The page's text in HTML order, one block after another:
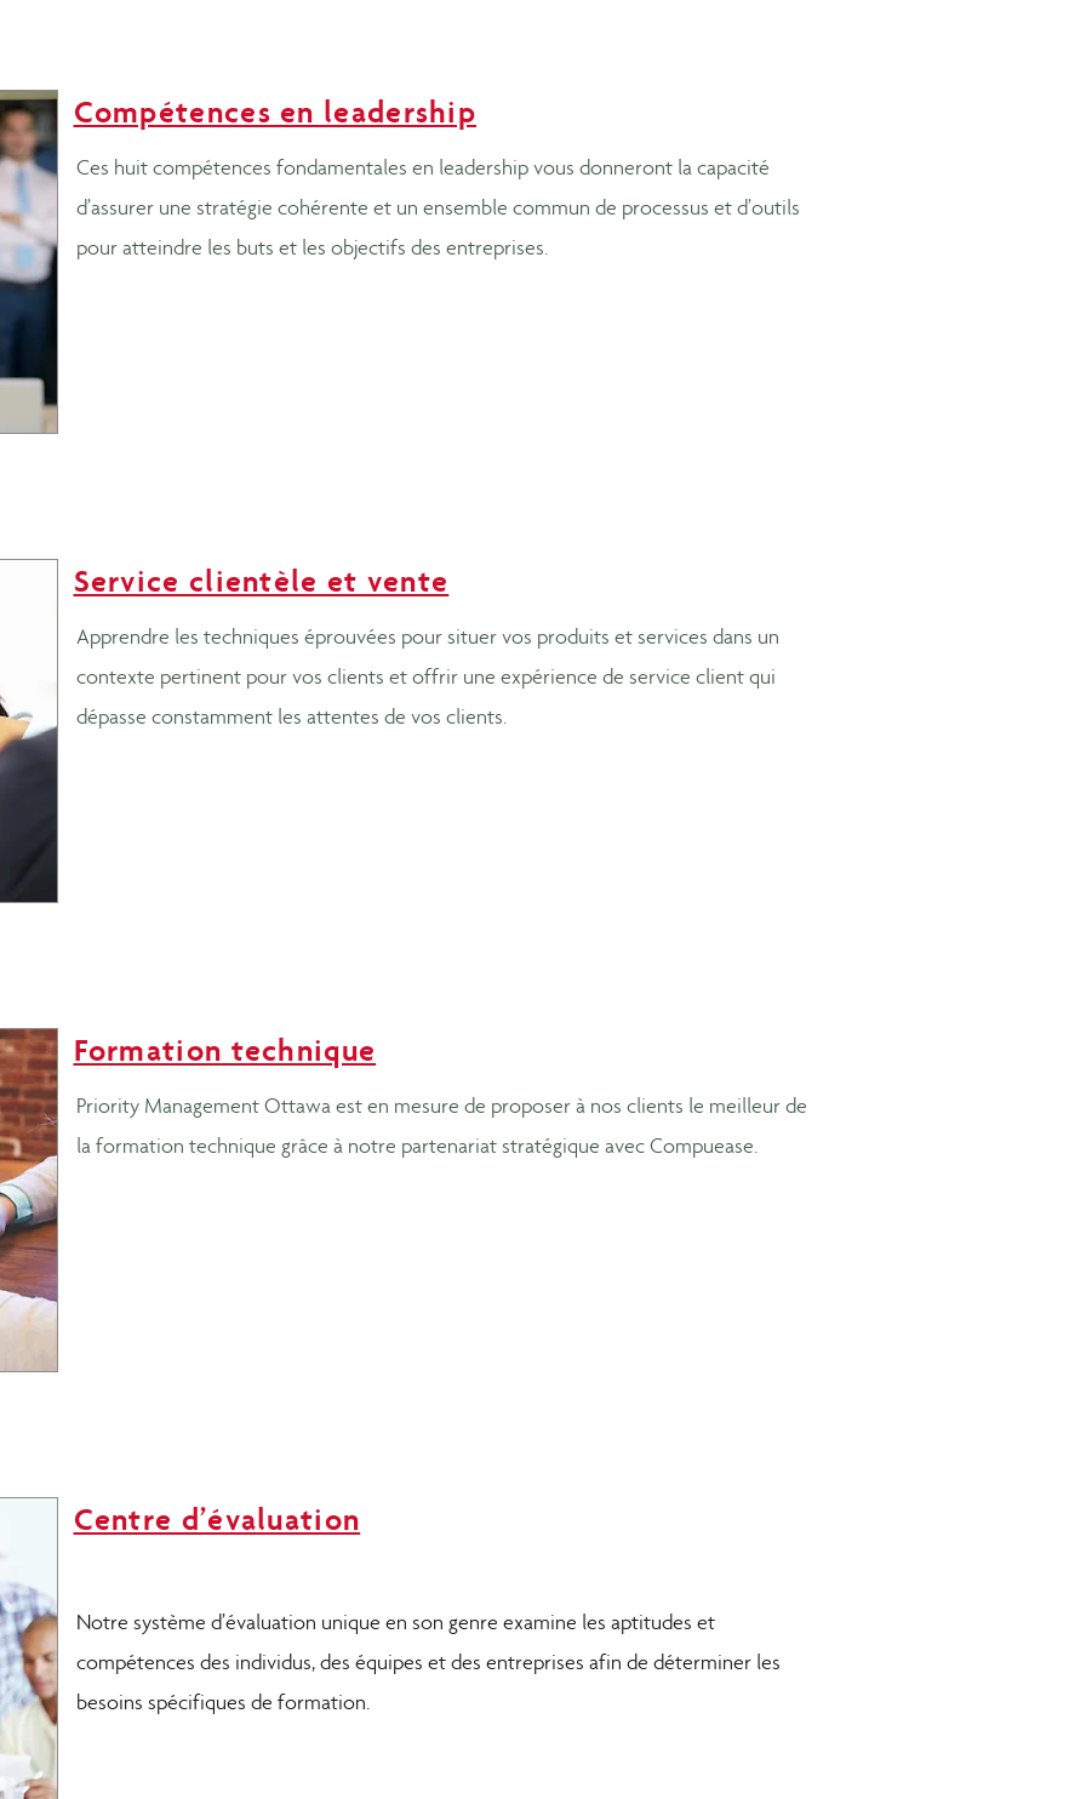
Compétences en leadership
Ces huit compétences fondamentales en leadership vous donneront la capacité
d’assurer une stratégie cohérente et un ensemble commun de processus et d’outils
pour atteindre les buts et les objectifs des entreprises.
Service clientèle et vente
Apprendre les techniques éprouvées pour situer vos produits et services dans un
contexte pertinent pour vos clients et offrir une expérience de service client qui
dépasse constamment les attentes de vos clients.
Formation technique
Priority Management Ottawa est en mesure de proposer à nos clients le meilleur de
la formation technique grâce à notre partenariat stratégique avec Compuease.
Centre d’évaluation
Notre système d’évaluation unique en son genre examine les aptitudes et
compétences des individus, des équipes et des entreprises afin de déterminer les
besoins spécifiques de formation.